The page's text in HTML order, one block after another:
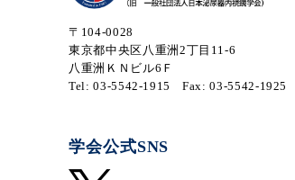
〒104-0028
東京都中央区八重洲2丁目11-6
八重洲ＫＮビル6Ｆ
Tel: 03-5542-1915
Fax: 03-5542-1925
学会公式SNS